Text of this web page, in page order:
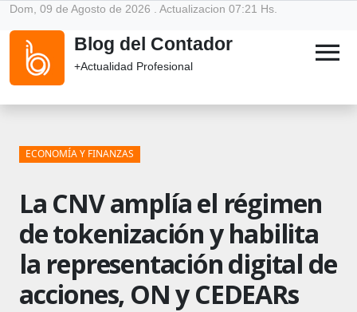
Dom, 09 de Agosto de 2026 . Actualizacion 07:21 Hs.
Blog del Contador
+Actualidad Profesional menu
ECONOMÍA Y FINANZAS
La CNV amplía el régimen
de tokenización y habilita
la representación digital de
acciones, ON y CEDEARs